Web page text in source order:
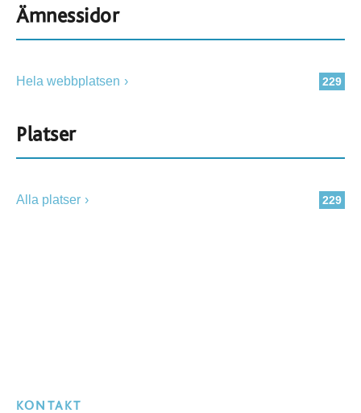
Ämnessidor
229
Hela webbplatsen
Platser
229
Alla platser
KONTAKT